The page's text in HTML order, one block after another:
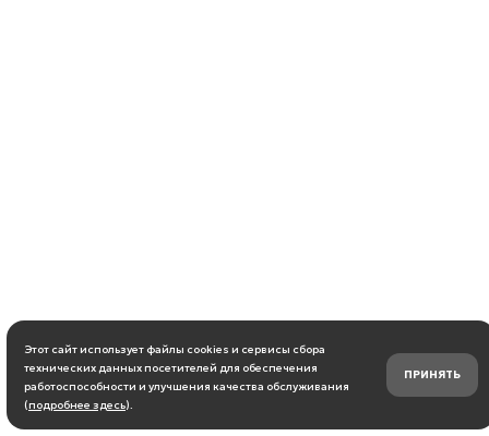
Этот сайт использует файлы cookies и сервисы сбора
технических данных посетителей для обеспечения
работоспособности и улучшения качества обслуживания
(подробнее здесь).
ПРИНЯТЬ